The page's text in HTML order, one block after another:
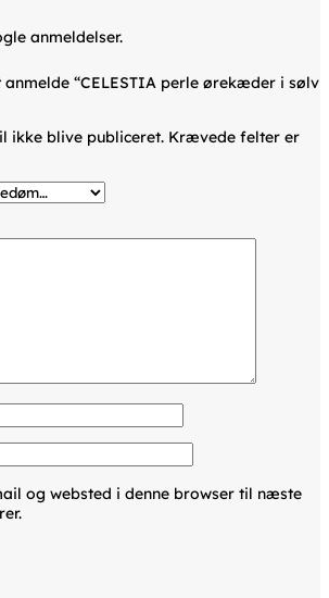
anmeldelser.
“CELESTIA perle ørekæder i sølv
ikke blive publiceret. Krævede felter er
og websted i denne browser til næste